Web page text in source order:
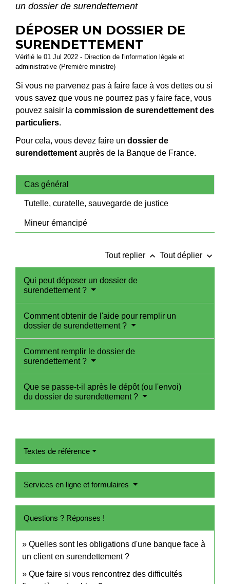
un dossier de surendettement
DÉPOSER UN DOSSIER DE
SURENDETTEMENT
Vérifié le 01 Jul 2022 - Direction de l'information légale et
administrative (Première ministre)
Si vous ne parvenez pas à faire face à vos dettes ou si
vous savez que vous ne pourrez pas y faire face, vous
pouvez saisir la commission de surendettement des
particuliers.
Pour cela, vous devez faire un dossier de
surendettement auprès de la Banque de France.
Cas général
Tutelle, curatelle, sauvegarde de justice
Mineur émancipé
Tout replier keyboard_arrow_up Tout déplier keyboard_arrow_down
Qui peut déposer un dossier de
surendettement ?
Comment obtenir de l'aide pour remplir un
dossier de surendettement ?
Comment remplir le dossier de
surendettement ?
Que se passe-t-il après le dépôt (ou l'envoi)
du dossier de surendettement ?
Textes de référence
Services en ligne et formulaires
Questions ? Réponses !
Quelles sont les obligations d'une banque face à
un client en surendettement ?
Que faire si vous rencontrez des difficultés